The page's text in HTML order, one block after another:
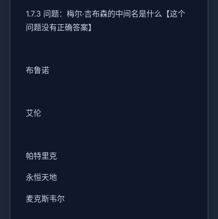
1.7.3 问题：梅尔·吉布森的中间名是什么【这个
问题没有正确答案】
布鲁诺
艾伦
帕特里克
永恒天地
麦克斯韦尔